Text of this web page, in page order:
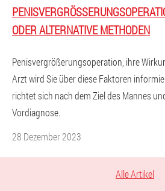
DER ALTERNATIVE METHODEN
Penisvergrößerungsoperation, ihre
Arzt wird Sie über diese Faktoren
richtet sich nach dem Ziel des Mannes
Vordiagnose.
28 Dezember 2023
Alle Artikel